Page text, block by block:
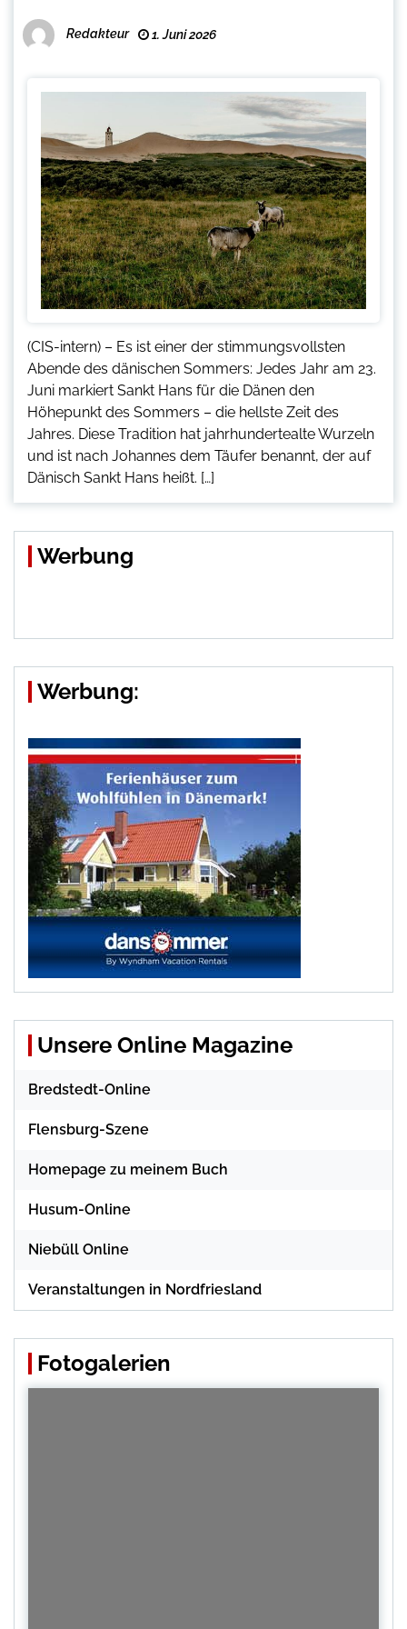
Redakteur 1. Juni 2026
(CIS-intern) – Es ist einer der stimmungsvollsten
Abende des dänischen Sommers: Jedes Jahr am 23.
Juni markiert Sankt Hans für die Dänen den
Höhepunkt des Sommers – die hellste Zeit des
Jahres. Diese Tradition hat jahrhundertealte Wurzeln
und ist nach Johannes dem Täufer benannt, der auf
Dänisch Sankt Hans heißt. […]
Werbung
Werbung:
Unsere Online Magazine
Bredstedt-Online
Flensburg-Szene
Homepage zu meinem Buch
Husum-Online
Niebüll Online
Veranstaltungen in Nordfriesland
Fotogalerien